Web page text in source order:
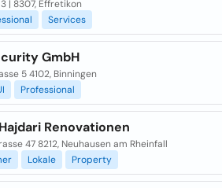
| 8307, Effretikon
Services
GmbH
5 4102, Binningen
Professional
Renovationen
47 8212, Neuhausen am Rheinfall
Lokale Property